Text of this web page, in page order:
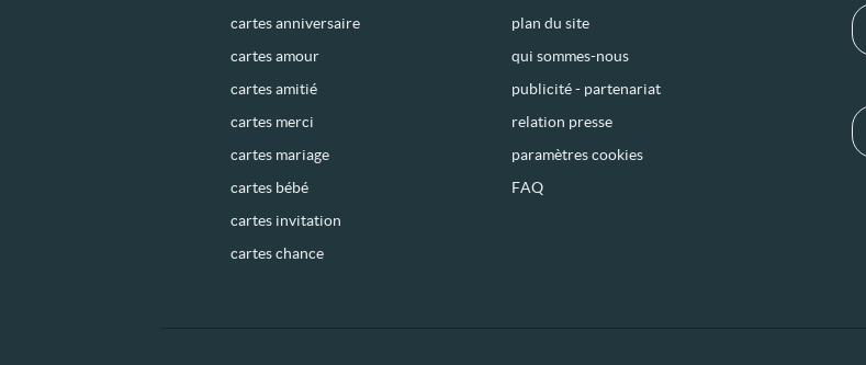
cartes anniversaire
cartes amour
cartes amitié
cartes merci
cartes mariage
cartes bébé
cartes invitation
cartes chance
plan du site
qui sommes-nous
publicité - partenariat
relation presse
paramètres cookies
FAQ